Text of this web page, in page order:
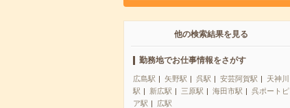
他の検索結果を見る
勤務地でお仕事情報をさがす
広島駅 矢野駅 呉駅 安芸阿賀駅
天神川
駅
新広駅 三原駅 海田市駅
呉ポートピ
ア駅
広駅